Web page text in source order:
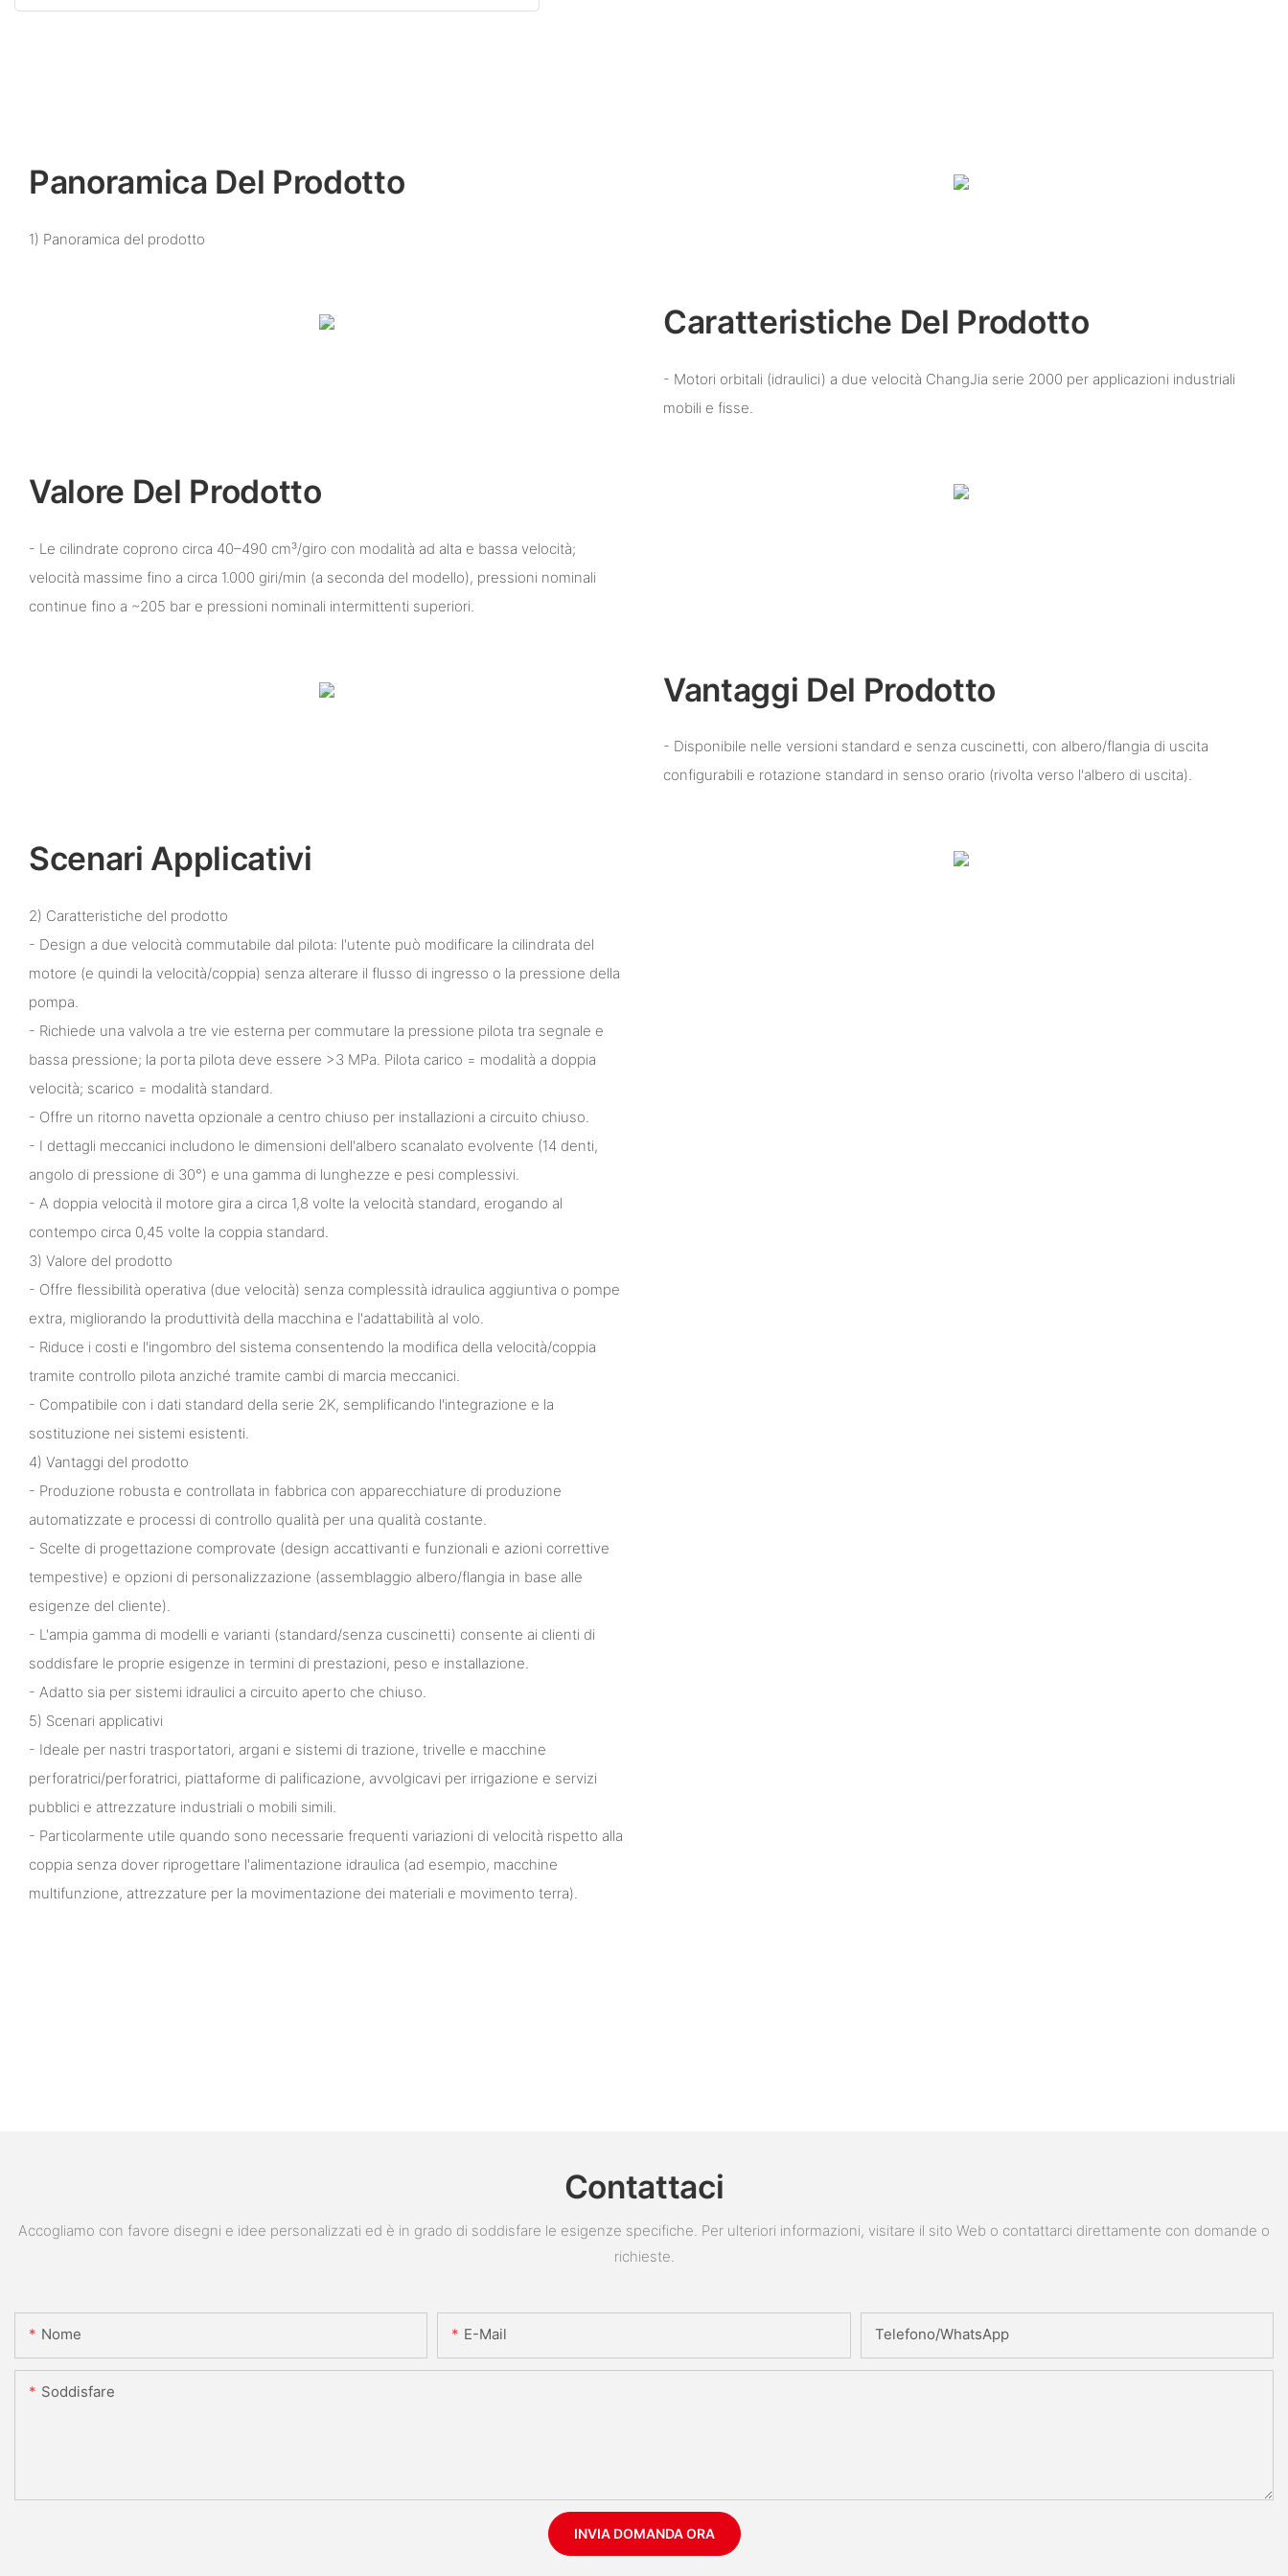
Panoramica Del Prodotto
1) Panoramica del prodotto
Caratteristiche Del Prodotto
- Motori orbitali (idraulici) a due velocità ChangJia serie 2000 per applicazioni industriali
mobili e fisse.
Valore Del Prodotto
- Le cilindrate coprono circa 40–490 cm³/giro con modalità ad alta e bassa velocità;
velocità massime fino a circa 1.000 giri/min (a seconda del modello), pressioni nominali
continue fino a ~205 bar e pressioni nominali intermittenti superiori.
Vantaggi Del Prodotto
- Disponibile nelle versioni standard e senza cuscinetti, con albero/flangia di uscita
configurabili e rotazione standard in senso orario (rivolta verso l'albero di uscita).
Scenari Applicativi
2) Caratteristiche del prodotto
- Design a due velocità commutabile dal pilota: l'utente può modificare la cilindrata del
motore (e quindi la velocità/coppia) senza alterare il flusso di ingresso o la pressione della
pompa.
- Richiede una valvola a tre vie esterna per commutare la pressione pilota tra segnale e
bassa pressione; la porta pilota deve essere >3 MPa. Pilota carico = modalità a doppia
velocità; scarico = modalità standard.
- Offre un ritorno navetta opzionale a centro chiuso per installazioni a circuito chiuso.
- I dettagli meccanici includono le dimensioni dell'albero scanalato evolvente (14 denti,
angolo di pressione di 30°) e una gamma di lunghezze e pesi complessivi.
- A doppia velocità il motore gira a circa 1,8 volte la velocità standard, erogando al
contempo circa 0,45 volte la coppia standard.
3) Valore del prodotto
- Offre flessibilità operativa (due velocità) senza complessità idraulica aggiuntiva o pompe
extra, migliorando la produttività della macchina e l'adattabilità al volo.
- Riduce i costi e l'ingombro del sistema consentendo la modifica della velocità/coppia
tramite controllo pilota anziché tramite cambi di marcia meccanici.
- Compatibile con i dati standard della serie 2K, semplificando l'integrazione e la
sostituzione nei sistemi esistenti.
4) Vantaggi del prodotto
- Produzione robusta e controllata in fabbrica con apparecchiature di produzione
automatizzate e processi di controllo qualità per una qualità costante.
- Scelte di progettazione comprovate (design accattivanti e funzionali e azioni correttive
tempestive) e opzioni di personalizzazione (assemblaggio albero/flangia in base alle
esigenze del cliente).
- L'ampia gamma di modelli e varianti (standard/senza cuscinetti) consente ai clienti di
soddisfare le proprie esigenze in termini di prestazioni, peso e installazione.
- Adatto sia per sistemi idraulici a circuito aperto che chiuso.
5) Scenari applicativi
- Ideale per nastri trasportatori, argani e sistemi di trazione, trivelle e macchine
perforatrici/perforatrici, piattaforme di palificazione, avvolgicavi per irrigazione e servizi
pubblici e attrezzature industriali o mobili simili.
- Particolarmente utile quando sono necessarie frequenti variazioni di velocità rispetto alla
coppia senza dover riprogettare l'alimentazione idraulica (ad esempio, macchine
multifunzione, attrezzature per la movimentazione dei materiali e movimento terra).
Contattaci
Accogliamo con favore disegni e idee personalizzati ed è in grado di soddisfare le esigenze specifiche. Per ulteriori informazioni, visitare il sito Web o contattarci direttamente con domande o
richieste.
Nome E-Mail Telefono/WhatsApp
Soddisfare
INVIA DOMANDA ORA